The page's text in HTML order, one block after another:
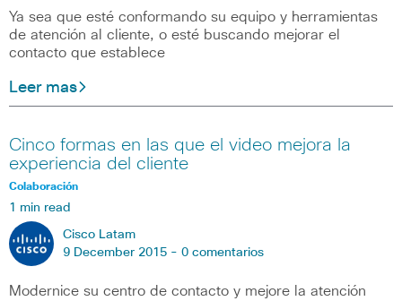
Ya sea que esté conformando su equipo y herramientas
de atención al cliente, o esté buscando mejorar el
contacto que establece
Leer mas
Cinco formas en las que el video mejora la
experiencia del cliente
Colaboración
1 min read
Cisco Latam
9 December 2015 - 0 comentarios
Modernice su centro de contacto y mejore la atención